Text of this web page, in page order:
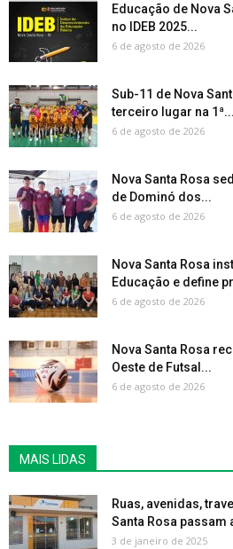
Educação de Nova
no IDEB 2025...
6 de agosto de 2026
Sub-11 de Nova
terceiro lugar na 1ª...
6 de agosto de 2026
Nova Santa Rosa
de Dominó dos...
6 de agosto de 2026
Nova Santa Rosa
Educação e define
6 de agosto de 2026
Nova Santa Rosa
Oeste de Futsal...
6 de agosto de 2026
MAIS LIDAS
Ruas, avenidas,
Santa Rosa passam
3 de janeiro de 2025